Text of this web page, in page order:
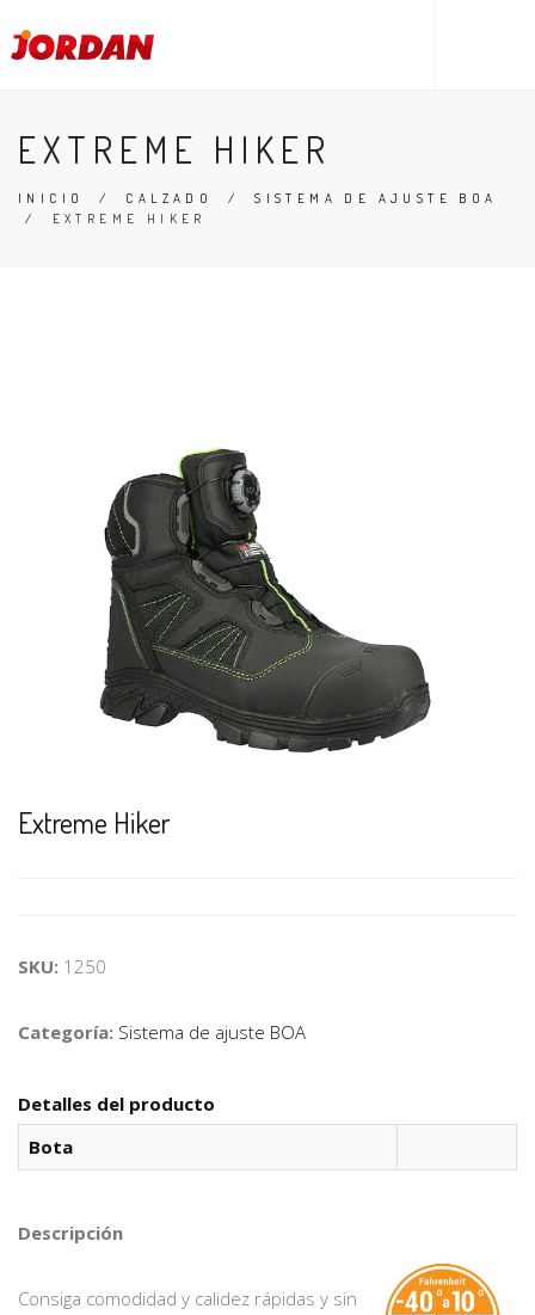
EXTREME HIKER
INICIO / CALZADO /SISTEMA DE AJUSTE BOA
/ EXTREME HIKER
Extreme Hiker
SKU: 1250
Categoría: Sistema de ajuste BOA
Detalles del producto
Bota
Descripción
Consiga comodidad y calidez rápidas y sin